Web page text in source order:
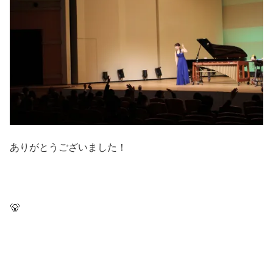
ありがとうございました！
🐻